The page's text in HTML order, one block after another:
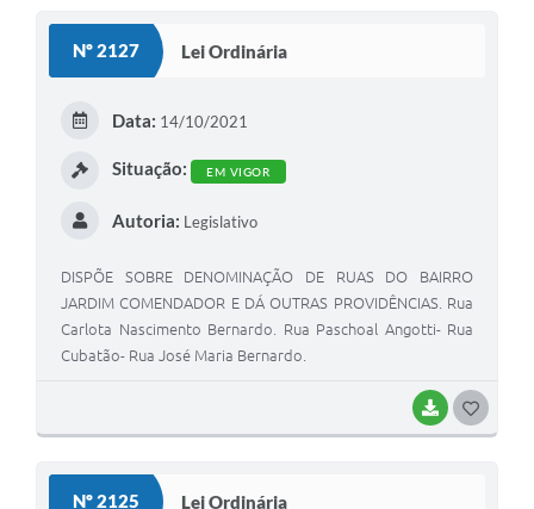
Nº 2127 Lei Ordinária
BAIXAR
Data: 14/10/2021
Situação: EM VIGOR
Autoria: Legislativo
DISPÕE SOBRE DENOMINAÇÃO DE RUAS DO BAIRRO
JARDIM COMENDADOR E DÁ OUTRAS PROVIDÊNCIAS. Rua
Carlota Nascimento Bernardo. Rua Paschoal Angotti- Rua
Cubatão- Rua José Maria Bernardo.
Nº 2125 Lei Ordinária